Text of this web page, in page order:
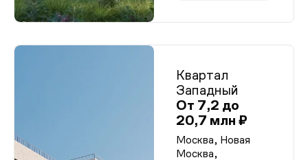
Квартал
Западный
От 7,2 до
20,7 млн ₽
Москва, Новая
Москва,